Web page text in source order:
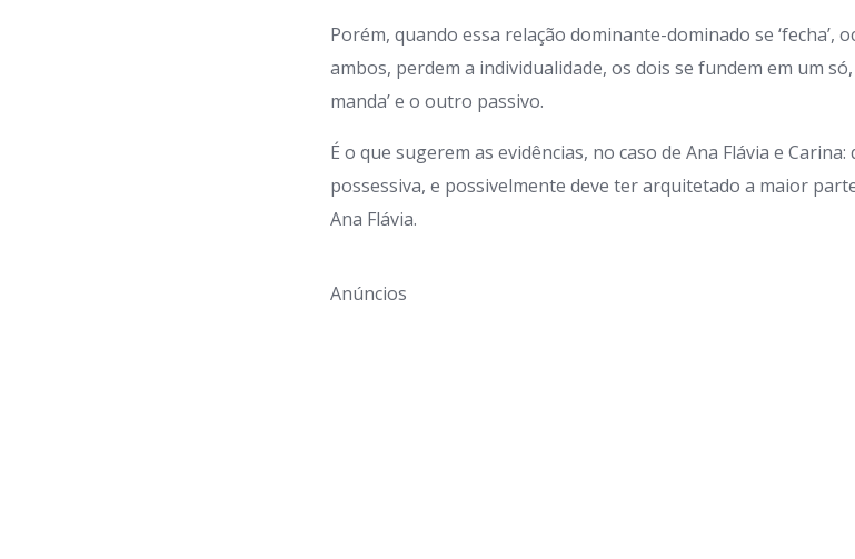
Porém, quando essa relação dominante-dominado se
ambos, perdem a individualidade, os dois se fundem em um
manda’ e o outro passivo.
É o que sugerem as evidências, no caso de Ana Flávia e
possessiva, e possivelmente deve ter arquitetado a maior
Ana Flávia.
Anúncios